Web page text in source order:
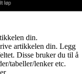
din.
artikkelen din. Legg
Disse bruker du til å
tabeller/lenker etc.